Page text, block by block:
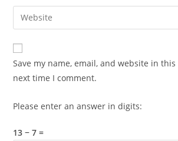
comment
email
address
comment
Enter
your
website
URL
(optional)
Save my name, email, and website in
next time I comment.
Please enter an answer in digits:
13 − 7 =